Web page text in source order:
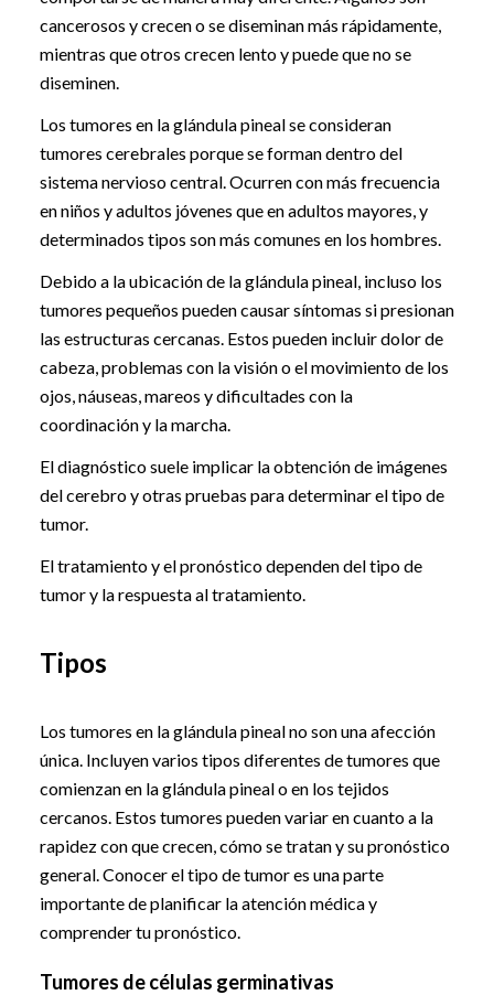
cancerosos y crecen o se diseminan más rápidamente,
mientras que otros crecen lento y puede que no se
diseminen.
Los tumores en la glándula pineal se consideran
tumores cerebrales porque se forman dentro del
sistema nervioso central. Ocurren con más frecuencia
en niños y adultos jóvenes que en adultos mayores, y
determinados tipos son más comunes en los hombres.
Debido a la ubicación de la glándula pineal, incluso los
tumores pequeños pueden causar síntomas si presionan
las estructuras cercanas. Estos pueden incluir dolor de
cabeza, problemas con la visión o el movimiento de los
ojos, náuseas, mareos y dificultades con la
coordinación y la marcha.
El diagnóstico suele implicar la obtención de imágenes
del cerebro y otras pruebas para determinar el tipo de
tumor.
El tratamiento y el pronóstico dependen del tipo de
tumor y la respuesta al tratamiento.
Tipos
Los tumores en la glándula pineal no son una afección
única. Incluyen varios tipos diferentes de tumores que
comienzan en la glándula pineal o en los tejidos
cercanos. Estos tumores pueden variar en cuanto a la
rapidez con que crecen, cómo se tratan y su pronóstico
general. Conocer el tipo de tumor es una parte
importante de planificar la atención médica y
comprender tu pronóstico.
Tumores de células germinativas